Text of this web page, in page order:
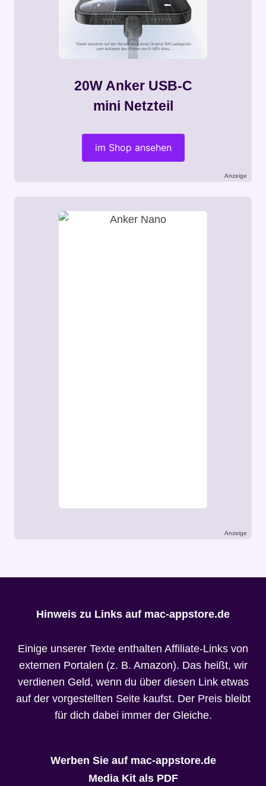
20W Anker USB-C
mini Netzteil
im Shop ansehen
Anzeige
Anzeige
Hinweis zu Links auf mac-appstore.de
Einige unserer Texte enthalten Affiliate-Links von
externen Portalen (z. B. Amazon). Das heißt, wir
verdienen Geld, wenn du über diesen Link etwas
auf der vorgestellten Seite kaufst. Der Preis bleibt
für dich dabei immer der Gleiche.
Werben Sie auf mac-appstore.de
Media Kit als PDF